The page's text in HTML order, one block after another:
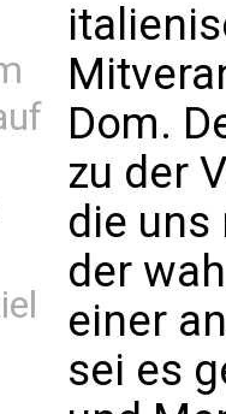
Dom.
zu der
die uns
der
einer
sei es